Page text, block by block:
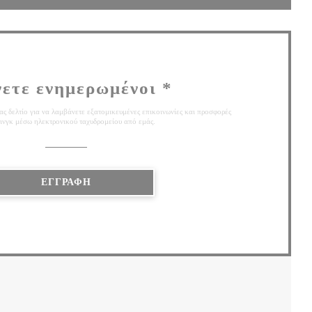
ενημερωμένοι *
δελτίο για να λαμβάνετε εξατομικευμένες επικοινωνίες και προσφορές
μέσω ηλεκτρονικού ταχυδρομείου από εμάς.
ΕΓΓΡΑΦΉ